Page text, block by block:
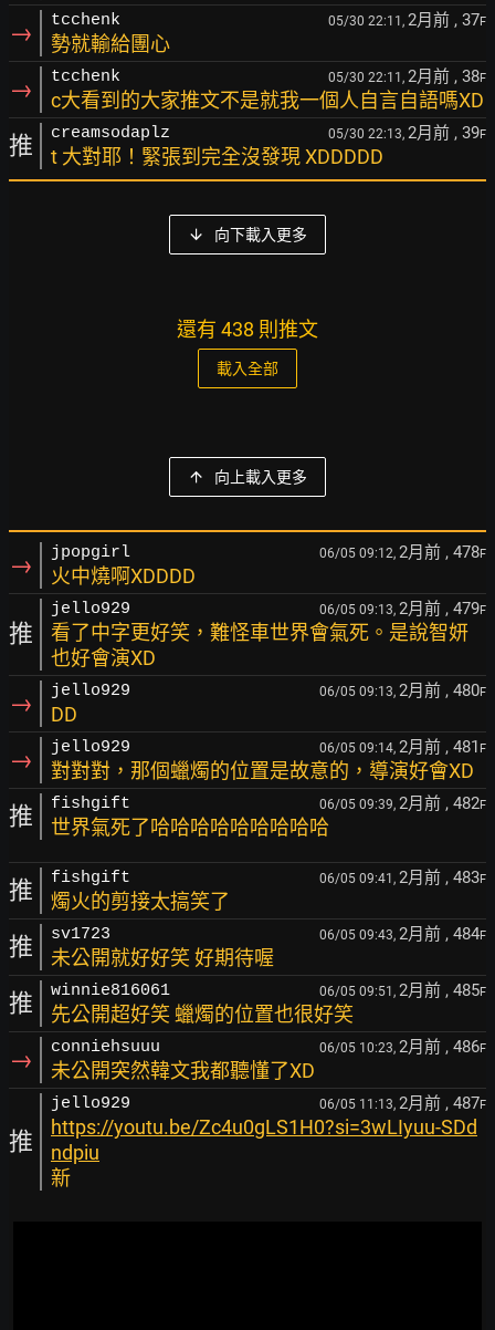
→ tcchenk 05/30 22:11, 2月前 , 37F
勢就輸給團心
→ tcchenk 05/30 22:11, 2月前 , 38F
c大看到的大家推文不是就我一個人自言自語嗎XD
推 creamsodaplz 05/30 22:13, 2月前 , 39F
t 大對耶！緊張到完全沒發現 XDDDDD
向下載入更多
還有 438 則推文
載入全部
向上載入更多
→ jpopgirl 06/05 09:12, 2月前 , 478F
火中燒啊XDDDD
推
jello929 06/05 09:13, 2月前 , 479F
看了中字更好笑，難怪車世界會氣死。是說智妍
也好會演XD
→ jello929 06/05 09:13, 2月前 , 480F
DD
→ jello929 06/05 09:14, 2月前 , 481 F
對對對，那個蠟燭的位置是故意的，導演好會XD
推 fishgift 06/05 09:39, 2月前 , 482F
世界氣死了哈哈哈哈哈哈哈哈哈
推 fishgift 06/05 09:41, 2月前 , 483F
燭火的剪接太搞笑了
推 sv1723 06/05 09:43, 2月前 , 484F
未公開就好好笑 好期待喔
推 winnie816061 06/05 09:51, 2月前 , 485F
先公開超好笑 蠟燭的位置也很好笑
→ conniehsuuu 06/05 10:23, 2月前 , 486F
未公開突然韓文我都聽懂了XD
推
jello929 06/05 11:13, 2月前 , 487F
https://youtu.be/Zc4u0gLS1H0?si=3wLIyuu-SDd
ndpiu
新